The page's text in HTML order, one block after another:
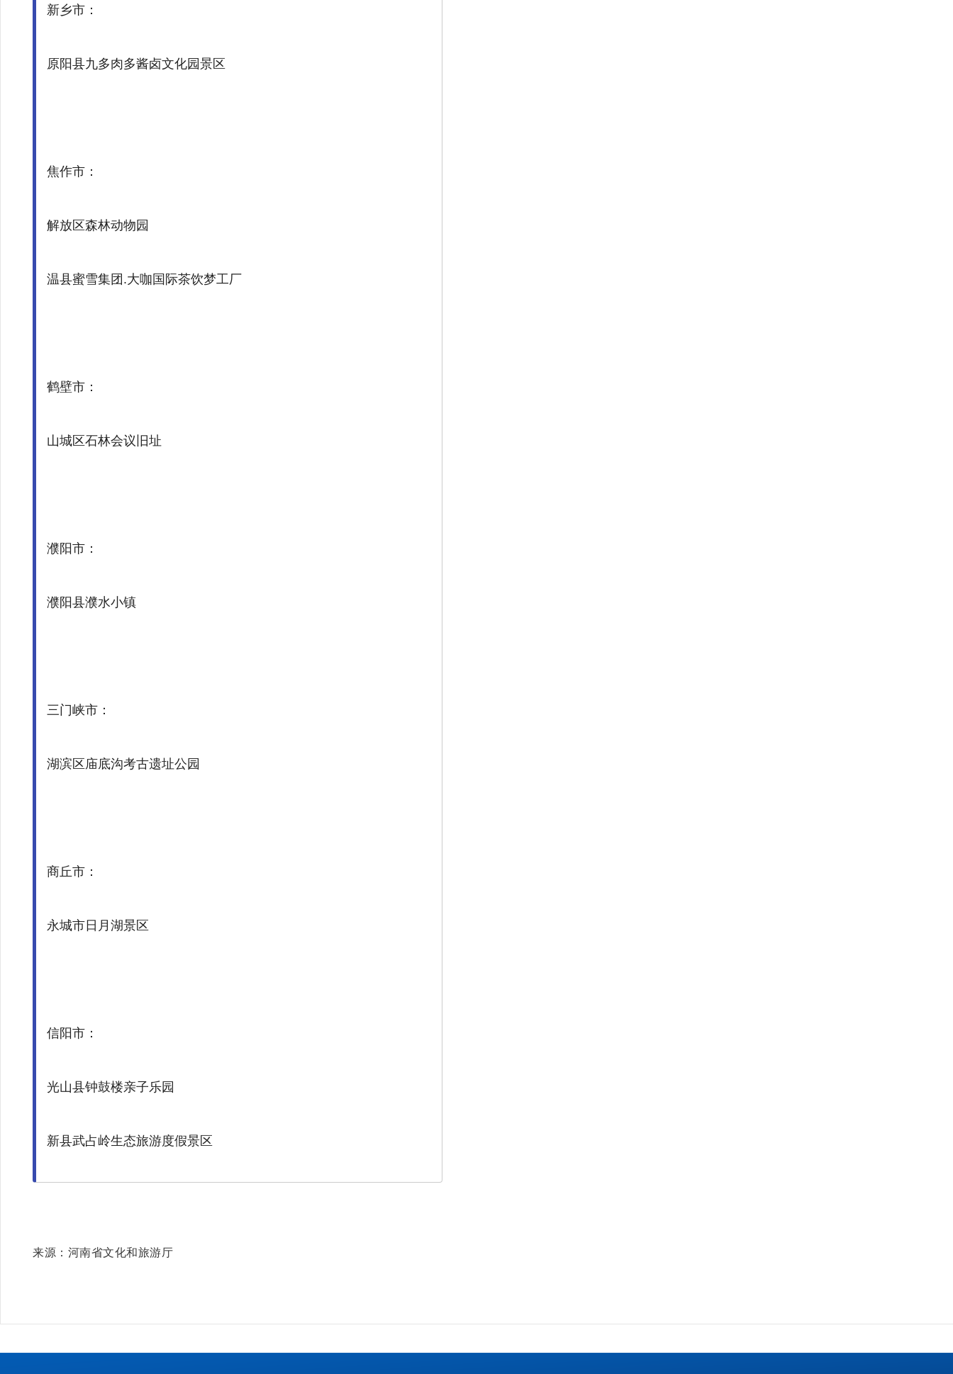
新乡市：
原阳县九多肉多酱卤文化园景区
焦作市：
解放区森林动物园
温县蜜雪集团.大咖国际茶饮梦工厂
鹤壁市：
山城区石林会议旧址
濮阳市：
濮阳县濮水小镇
三门峡市：
湖滨区庙底沟考古遗址公园
商丘市：
永城市日月湖景区
信阳市：
光山县钟鼓楼亲子乐园
新县武占岭生态旅游度假景区
来源：河南省文化和旅游厅